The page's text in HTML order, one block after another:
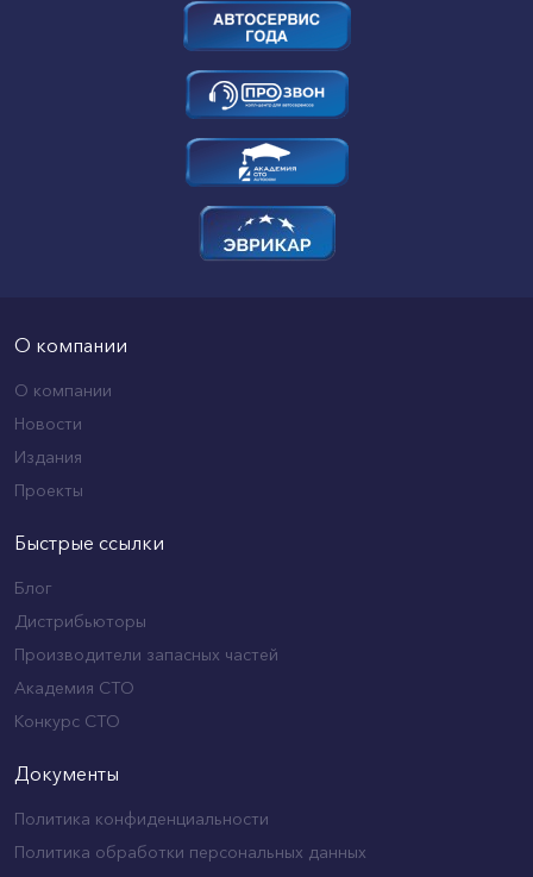
О компании
О компании
Новости
Издания
Проекты
Быстрые ссылки
Блог
Дистрибьюторы
Производители запасных частей
Академия СТО
Конкурс СТО
Документы
Политика конфиденциальности
Политика обработки персональных данных